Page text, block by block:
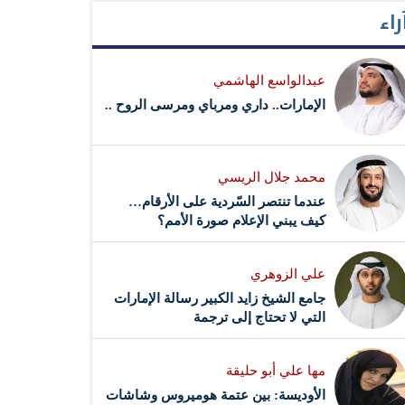
عبدالواسع الهاشمي
الإمارات.. داري ومرباي ومرسى الروح ..
محمد جلال الريسي
عندما تنتصر السّردية على الأرقام…
كيف يبني الإعلام صورة الأمم؟
علي الزوهري
جامع الشيخ زايد الكبير رسالة الإمارات
التي لا تحتاج إلى ترجمة
مها علي أبو حليقة
الأوديسة: بين عتمة هوميروس وشاشات